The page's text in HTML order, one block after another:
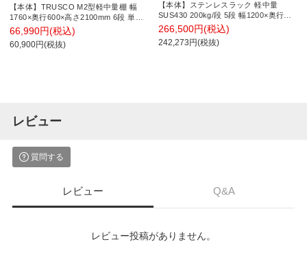
【本体】TRUSCO M2型軽中量棚 幅
1760×奥行600×高さ2100mm 6段 単体
ネオグレー 506-8738
66,990円(税込)
60,900円(税抜)
【本体】ステンレスラック 軽中量
SUS430 200kg/段 5段 幅1200×奥行
600×高さ1800mm
266,500円(税込)
242,273円(税抜)
レビュー
質問する
レビュー Q&A
レビュー投稿がありません。